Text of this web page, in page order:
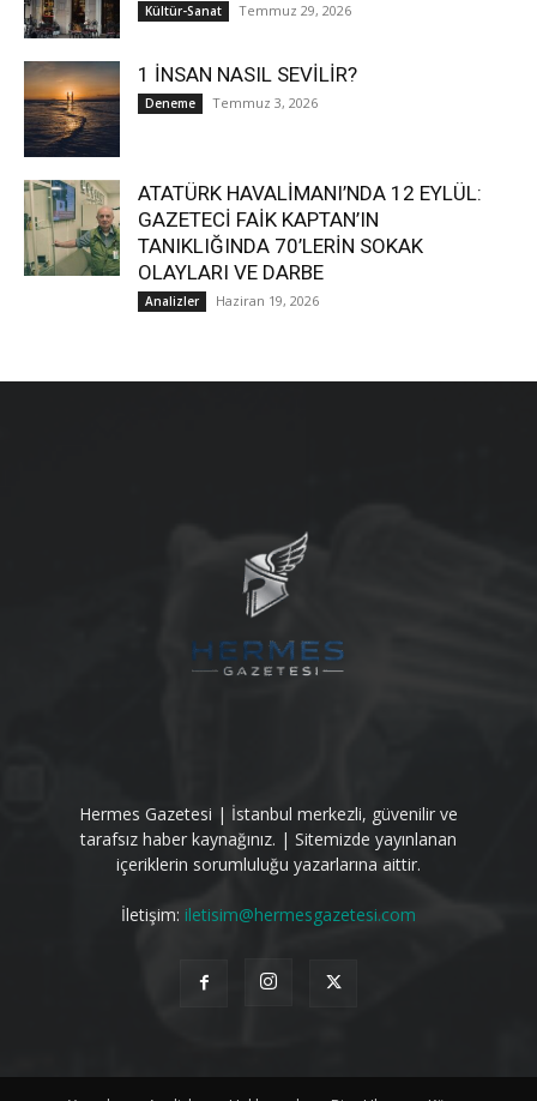
Kültür-Sanat Temmuz 29, 2026
1 İNSAN NASIL SEVİLİR?
Deneme Temmuz 3, 2026
ATATÜRK HAVALİMANI’NDA 12 EYLÜL:
GAZETECİ FAİK KAPTAN’IN
TANIKLIĞINDA 70’LERİN SOKAK
OLAYLARI VE DARBE
Analizler Haziran 19, 2026
Hermes Gazetesi | İstanbul merkezli, güvenilir ve
tarafsız haber kaynağınız. | Sitemizde yayınlanan
içeriklerin sorumluluğu yazarlarına aittir.
İletişim: iletisim@hermesgazetesi.com